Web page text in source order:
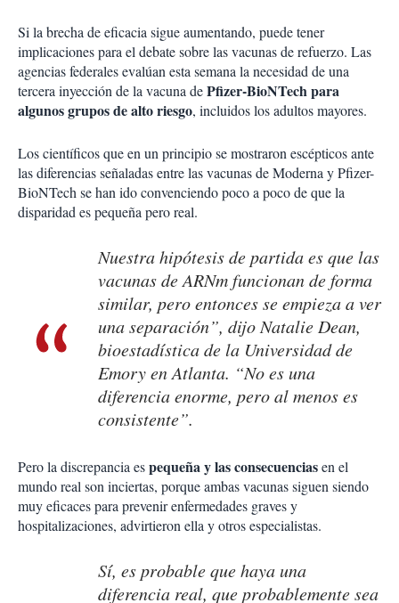
Si la brecha de eficacia sigue aumentando, puede tener
implicaciones para el debate sobre las vacunas de refuerzo. Las
agencias federales evalúan esta semana la necesidad de una
tercera inyección de la vacuna dePfizer-BioNTech para
algunos grupos de alto riesgo, incluidos los adultos mayores.
Los científicos que en un principio se mostraron escépticos ante
las diferencias señaladas entre las vacunas de Moderna y Pfizer-
BioNTech se han ido convenciendo poco a poco de que la
disparidad es pequeña pero real.
Nuestra hipótesis de partida es que las
vacunas de ARNm funcionan de forma
similar, pero entonces se empieza a ver
una separación”, dijo Natalie Dean,
bioestadística de la Universidad de
Emory en Atlanta. “No es una
diferencia enorme, pero al menos es
consistente”.
Pero la discrepancia espequeña y las consecuenciasen el
mundo real son inciertas, porque ambas vacunas siguen siendo
muy eficaces para prevenir enfermedades graves y
hospitalizaciones, advirtieron ella y otros especialistas.
Sí, es probable que haya una
diferencia real, que probablemente sea